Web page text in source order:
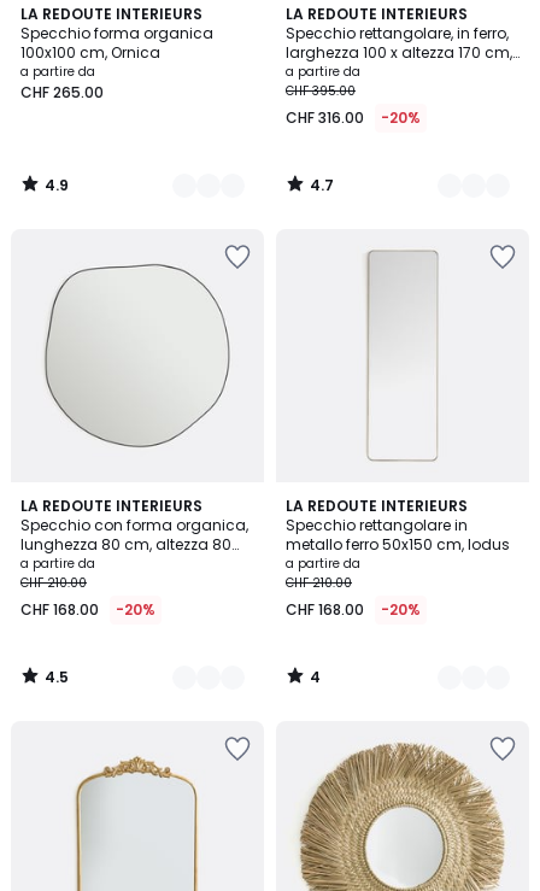
LA REDOUTE INTERIEURS
Specchio forma organica
100x100 cm, Ornica
a partire da
CHF 265.00
4.9
/ 5
2
Colori
4.9
/
LA REDOUTE INTERIEURS
Specchio rettangolare, in ferro,
larghezza 100 x altezza 170 cm,
IODUS
a partire da
CHF 395.00
CHF 316.00 -20%
4.7
/ 5
2
Colori
4.7
/
LA REDOUTE INTERIEURS
Specchio con forma organica,
lunghezza 80 cm, altezza 80
cm, ORNICA
a partire da
CHF 210.00
CHF 168.00 -20%
4.5
/ 5
2
Colori
4.5
/
LA REDOUTE INTERIEURS
Specchio rettangolare in
metallo ferro 50x150 cm, Iodus
a partire da
CHF 210.00
CHF 168.00 -20%
4
/
5
2
Colori
4
/